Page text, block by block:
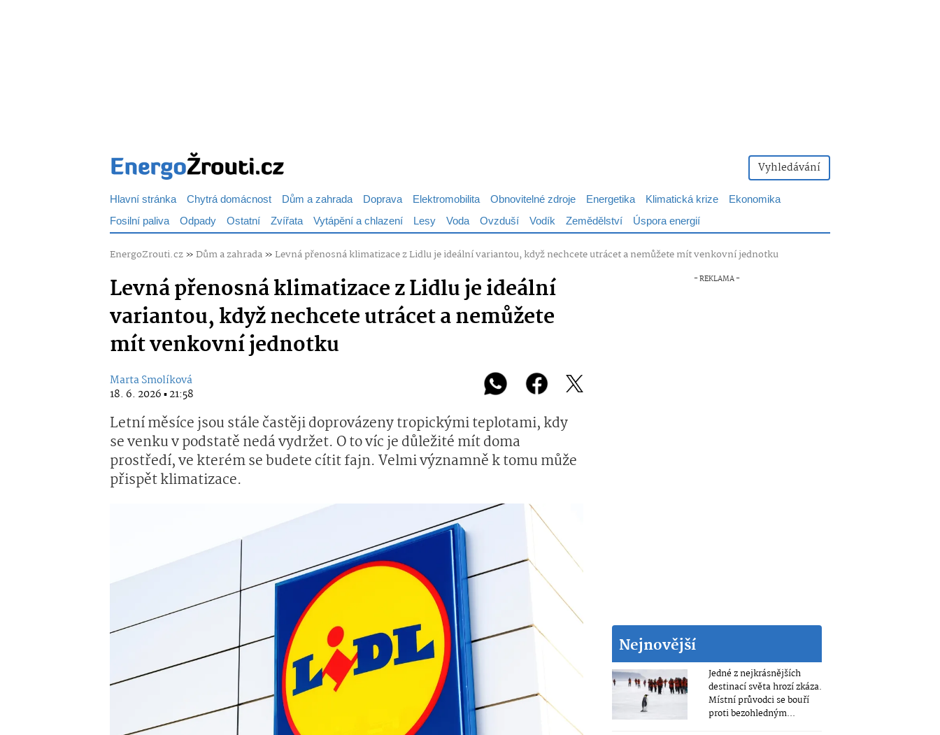
Vyhledávání
Hlavní stránka Chytrá domácnost Dům a zahrada Doprava Elektromobilita Obnovitelné zdroje Energetika Klimatická krize
Ekonomika
Fosilní paliva Odpady Ostatní Zvířata Vytápění a chlazení Lesy Voda Ovzduší Vodík Zemědělství Úspora energií
EnergoZrouti.cz»Dům a zahrada»Levná přenosná klimatizace z Lidlu je ideální variantou, když nechcete utrácet a nemůžete mít venkovní jednotku
Levná přenosná klimatizace z Lidlu je ideální
variantou, když nechcete utrácet a nemůžete
mít venkovní jednotku
Marta Smolíková
18. 6. 2026 ▪ 21:58
Letní měsíce jsou stále častěji doprovázeny tropickými teplotami, kdy
se venku v podstatě nedá vydržet. O to víc je důležité mít doma
prostředí, ve kterém se budete cítit fajn. Velmi významně k tomu může
přispět klimatizace.
Nejnovější
Jedné z nejkrásnějších
destinací světa hrozí zkáza.
Místní průvodci se bouří
proti bezohledným...